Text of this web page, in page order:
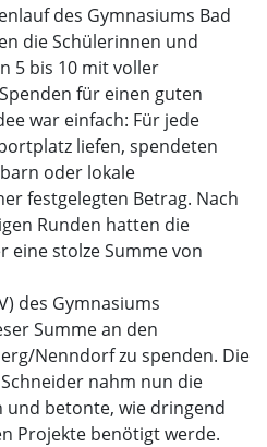
des Gymnasiums Bad
die Schülerinnen und
5 bis 10 mit voller
für einen guten
war einfach: Für jede
liefen, spendeten
oder lokale
festgelegten Betrag. Nach
Runden hatten die
eine stolze Summe von
des Gymnasiums
Summe an den
Nenndorf zu spenden. Die
nahm nun die
und betonte, wie dringend
Projekte benötigt werde.